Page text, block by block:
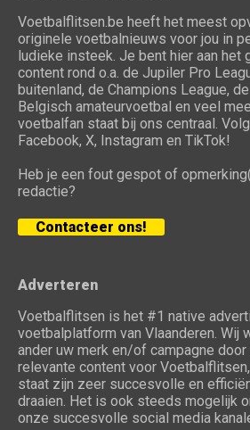
Voetbalflitsen.be heeft het meest
originele voetbalnieuws voor jou in
ludieke insteek. Je bent hier aan het
content rond o.a. de Jupiler Pro
buitenland, de Champions League,
Belgisch amateurvoetbal en veel
voetbalfan staat bij ons centraal.
Facebook, X, Instagram en TikTok!
Heb je een fout gespot of
redactie?
Contacteer ons!
Adverteren
Voetbalflitsen is het #1 native
voetbalplatform van Vlaanderen. Wij
ander uw merk en/of campagne door
relevante content voor
staat zijn zeer succesvolle en
draaien. Het is ook steeds mogelijk
onze succesvolle social media